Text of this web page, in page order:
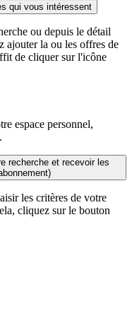
qui vous intéressent
ou depuis le détail
ajouter la ou les offres de
de cliquer sur l'icône
espace personnel,
recherche et recevoir les
les critères de votre
cliquez sur le bouton